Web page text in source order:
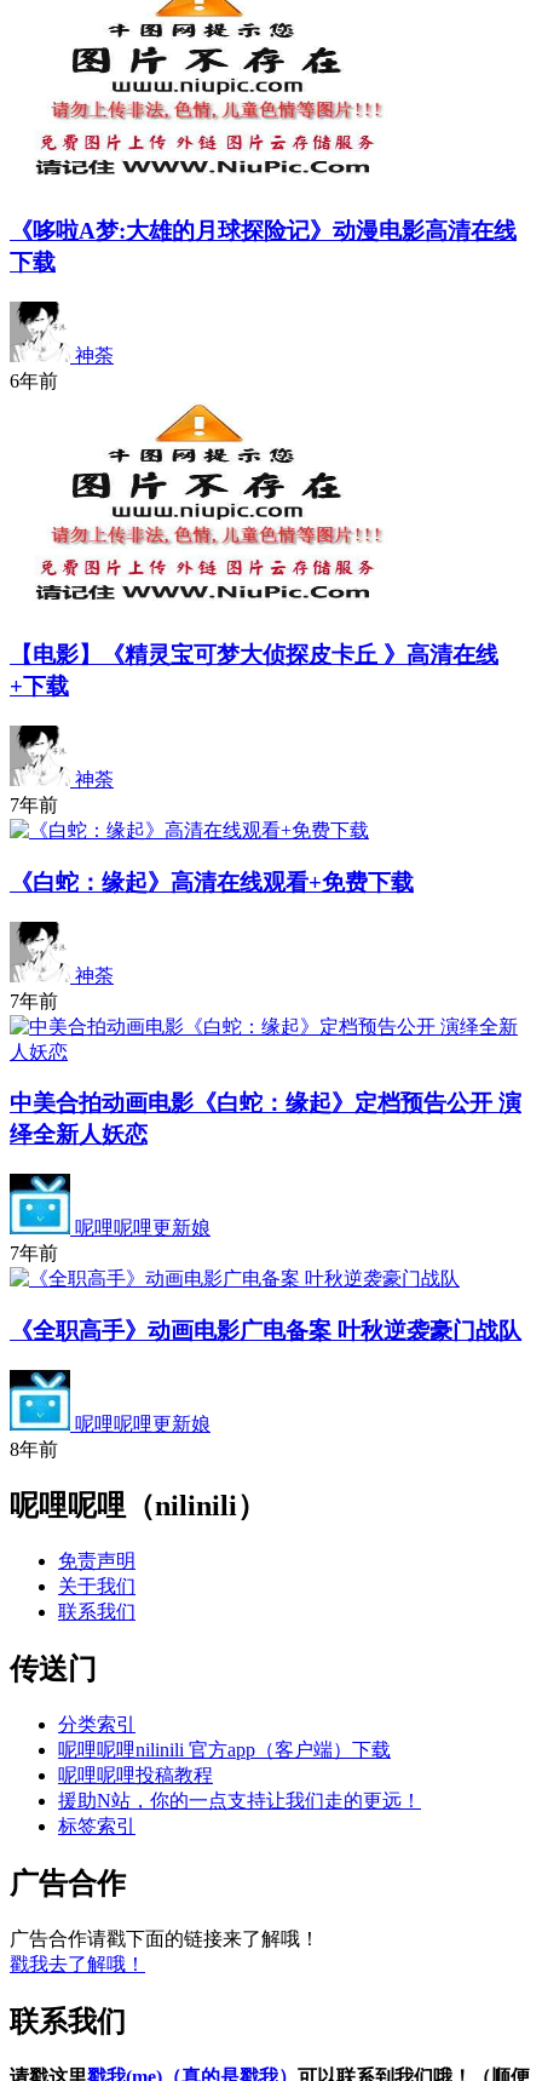
《哆啦A梦:大雄的月球探险记》动漫电影高清在线
下载
神荼
6年前
【电影】《精灵宝可梦大侦探皮卡丘 》高清在线
+下载
神荼
7年前
《白蛇：缘起》高清在线观看+免费下载
神荼
7年前
中美合拍动画电影《白蛇：缘起》定档预告公开 演
绎全新人妖恋
呢哩呢哩更新娘
7年前
《全职高手》动画电影广电备案 叶秋逆袭豪门战队
呢哩呢哩更新娘
8年前
呢哩呢哩（nilinili）
免责声明
关于我们
联系我们
传送门
分类索引
呢哩呢哩nilinili 官方app（客户端）下载
呢哩呢哩投稿教程
援助N站，你的一点支持让我们走的更远！
标签索引
广告合作
广告合作请戳下面的链接来了解哦！
戳我去了解哦！
联系我们
请戳这里戳我(me)（真的是戳我） 可以联系到我们哦！（顺便